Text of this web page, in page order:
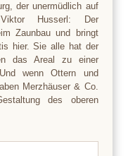
der unermüdlich auf
Husserl: Der
Zaunbau und bringt
hier. Sie alle hat der
das Areal zu einer
wenn Ottern und
Merzhäuser & Co.
des oberen